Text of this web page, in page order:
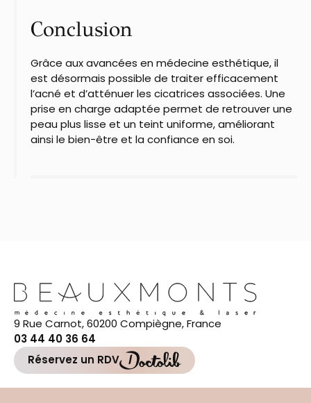
Conclusion
Grâce aux avancées en médecine esthétique, il
est désormais possible de traiter efficacement
l’acné et d’atténuer les cicatrices associées. Une
prise en charge adaptée permet de retrouver une
peau plus lisse et un teint uniforme, améliorant
ainsi le bien-être et la confiance en soi.
9 Rue Carnot, 60200 Compiègne, France
03 44 40 36 64
Réservez un RDV